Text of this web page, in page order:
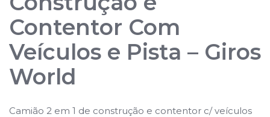
Contentor Com
Veículos e Pista – Giros
World
Camião 2 em 1 de construção e contentor c/ veículos